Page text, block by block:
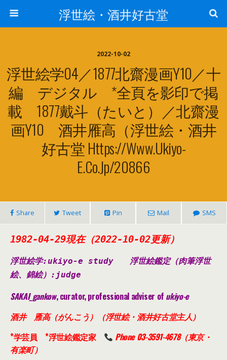
浮世絵・酒井好古堂
2022-10-02
浮世絵学04／1877北齋漫画Y10／十
編 デジタル *全頁を影印で掲
載 1877戴斗（たいと）／北齋漫
画Y10 酒井雁高（浮世絵・酒井
好古堂 Https://www.ukiyo-
E.co.jp/20866
Share Tweet Pin Mail SMS
1982-04-29現在（2022-10-02更新）
浮世絵学:ukiyo-e study 浮世絵鑑定（肉筆浮世
絵、錦絵） :judge
SAKAI_gankow, curator, professional adviser of ukiyo-e
酒井 雁高（がんこう）（浮世絵・酒井好古堂主人）
*学芸員 *浮世絵鑑定家
Phone 03-3591-4678（東京・
有楽町）